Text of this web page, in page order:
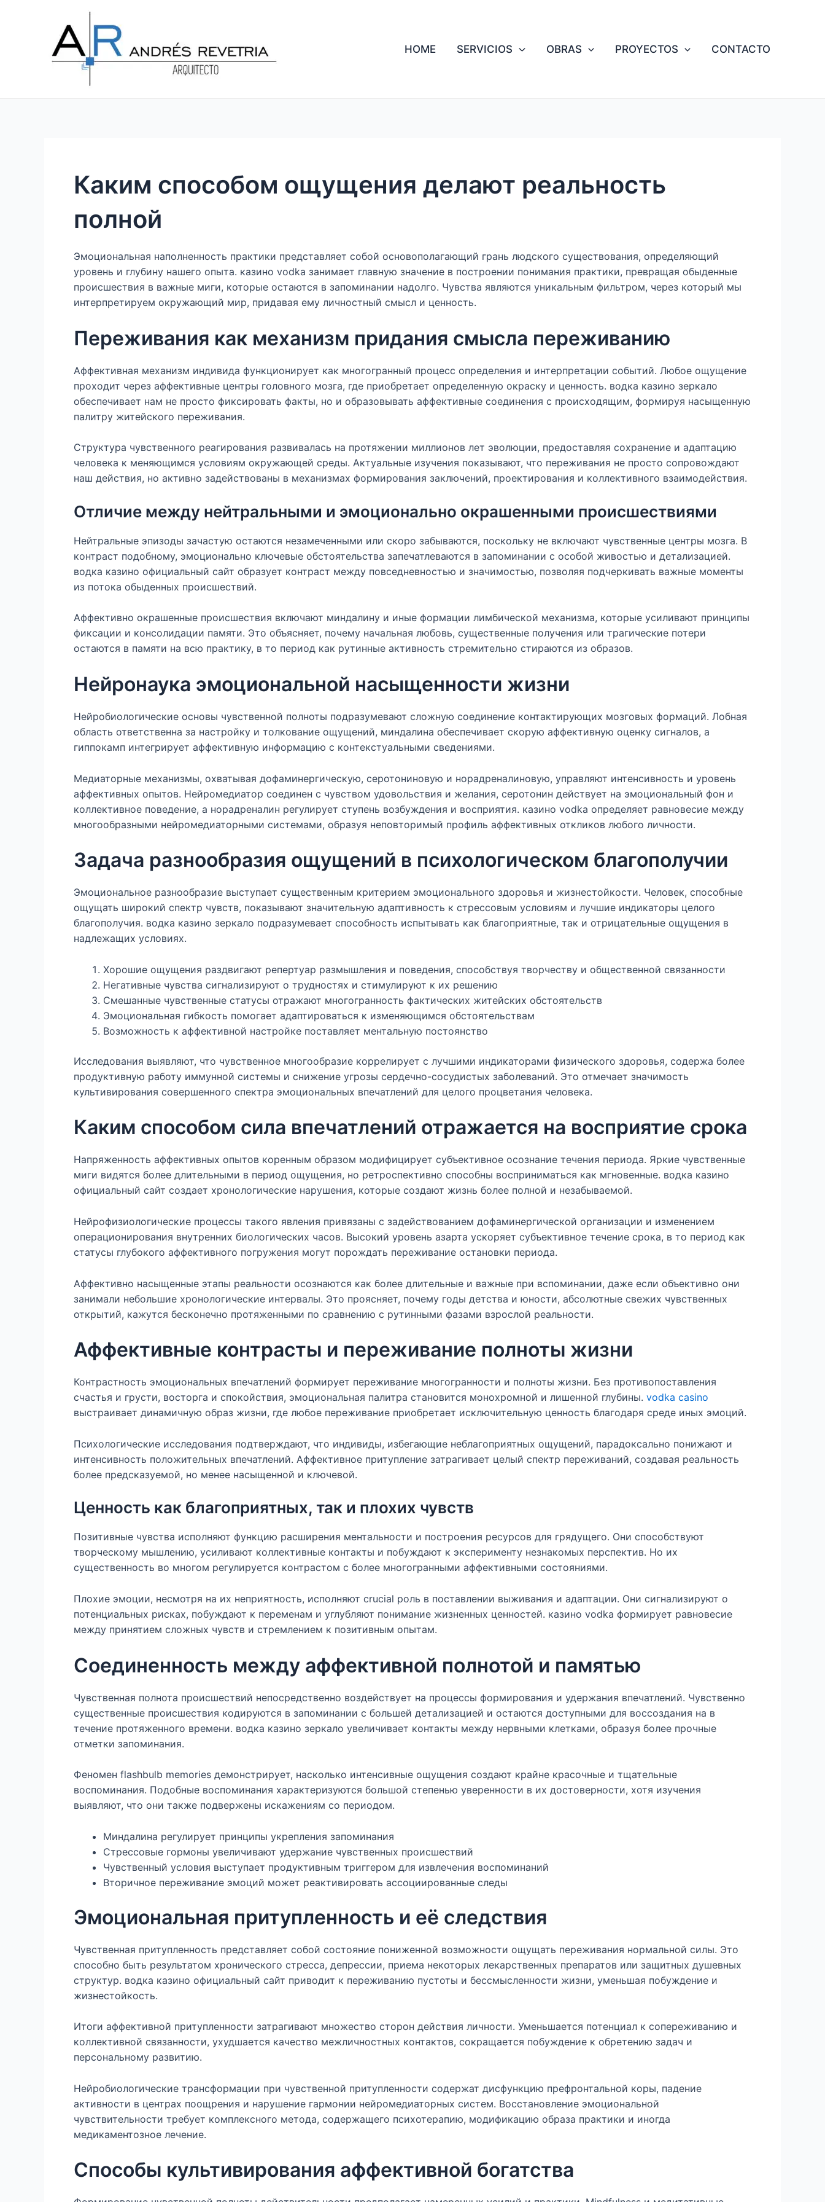
HOME
SERVICIOS OBRAS PROYECTOS CONTACTO
Каким способом ощущения делают реальность
полной
Эмоциональная наполненность практики представляет собой основополагающий грань людского существования, определяющий
уровень и глубину нашего опыта. казино vodka занимает главную значение в построении понимания практики, превращая обыденные
происшествия в важные миги, которые остаются в запоминании надолго. Чувства являются уникальным фильтром, через который мы
интерпретируем окружающий мир, придавая ему личностный смысл и ценность.
Переживания как механизм придания смысла переживанию
Аффективная механизм индивида функционирует как многогранный процесс определения и интерпретации событий. Любое ощущение
проходит через аффективные центры головного мозга, где приобретает определенную окраску и ценность. водка казино зеркало
обеспечивает нам не просто фиксировать факты, но и образовывать аффективные соединения с происходящим, формируя насыщенную
палитру житейского переживания.
Структура чувственного реагирования развивалась на протяжении миллионов лет эволюции, предоставляя сохранение и адаптацию
человека к меняющимся условиям окружающей среды. Актуальные изучения показывают, что переживания не просто сопровождают
наш действия, но активно задействованы в механизмах формирования заключений, проектирования и коллективного взаимодействия.
Отличие между нейтральными и эмоционально окрашенными происшествиями
Нейтральные эпизоды зачастую остаются незамеченными или скоро забываются, поскольку не включают чувственные центры мозга. В
контраст подобному, эмоционально ключевые обстоятельства запечатлеваются в запоминании с особой живостью и детализацией.
водка казино официальный сайт образует контраст между повседневностью и значимостью, позволяя подчеркивать важные моменты
из потока обыденных происшествий.
Аффективно окрашенные происшествия включают миндалину и иные формации лимбической механизма, которые усиливают принципы
фиксации и консолидации памяти. Это объясняет, почему начальная любовь, существенные получения или трагические потери
остаются в памяти на всю практику, в то период как рутинные активность стремительно стираются из образов.
Нейронаука эмоциональной насыщенности жизни
Нейробиологические основы чувственной полноты подразумевают сложную соединение контактирующих мозговых формаций. Лобная
область ответственна за настройку и толкование ощущений, миндалина обеспечивает скорую аффективную оценку сигналов, а
гиппокамп интегрирует аффективную информацию с контекстуальными сведениями.
Медиаторные механизмы, охватывая дофаминергическую, серотониновую и норадреналиновую, управляют интенсивность и уровень
аффективных опытов. Нейромедиатор соединен с чувством удовольствия и желания, серотонин действует на эмоциональный фон и
коллективное поведение, а норадреналин регулирует ступень возбуждения и восприятия. казино vodka определяет равновесие между
многообразными нейромедиаторными системами, образуя неповторимый профиль аффективных откликов любого личности.
Задача разнообразия ощущений в психологическом благополучии
Эмоциональное разнообразие выступает существенным критерием эмоционального здоровья и жизнестойкости. Человек, способные
ощущать широкий спектр чувств, показывают значительную адаптивность к стрессовым условиям и лучшие индикаторы целого
благополучия. водка казино зеркало подразумевает способность испытывать как благоприятные, так и отрицательные ощущения в
надлежащих условиях.
Хорошие ощущения раздвигают репертуар размышления и поведения, способствуя творчеству и общественной связанности
Негативные чувства сигнализируют о трудностях и стимулируют к их решению
Смешанные чувственные статусы отражают многогранность фактических житейских обстоятельств
Эмоциональная гибкость помогает адаптироваться к изменяющимся обстоятельствам
Возможность к аффективной настройке поставляет ментальную постоянство
Исследования выявляют, что чувственное многообразие коррелирует с лучшими индикаторами физического здоровья, содержа более
продуктивную работу иммунной системы и снижение угрозы сердечно-сосудистых заболеваний. Это отмечает значимость
культивирования совершенного спектра эмоциональных впечатлений для целого процветания человека.
Каким способом сила впечатлений отражается на восприятие срока
Напряженность аффективных опытов коренным образом модифицирует субъективное осознание течения периода. Яркие чувственные
миги видятся более длительными в период ощущения, но ретроспективно способны восприниматься как мгновенные. водка казино
официальный сайт создает хронологические нарушения, которые создают жизнь более полной и незабываемой.
Нейрофизиологические процессы такого явления привязаны с задействованием дофаминергической организации и изменением
операционирования внутренних биологических часов. Высокий уровень азарта ускоряет субъективное течение срока, в то период как
статусы глубокого аффективного погружения могут порождать переживание остановки периода.
Аффективно насыщенные этапы реальности осознаются как более длительные и важные при вспоминании, даже если объективно они
занимали небольшие хронологические интервалы. Это проясняет, почему годы детства и юности, абсолютные свежих чувственных
открытий, кажутся бесконечно протяженными по сравнению с рутинными фазами взрослой реальности.
Аффективные контрасты и переживание полноты жизни
Контрастность эмоциональных впечатлений формирует переживание многогранности и полноты жизни. Без противопоставления
счастья и грусти, восторга и спокойствия, эмоциональная палитра становится монохромной и лишенной глубины. vodka casino
выстраивает динамичную образ жизни, где любое переживание приобретает исключительную ценность благодаря среде иных эмоций.
Психологические исследования подтверждают, что индивиды, избегающие неблагоприятных ощущений, парадоксально понижают и
интенсивность положительных впечатлений. Аффективное притупление затрагивает целый спектр переживаний, создавая реальность
более предсказуемой, но менее насыщенной и ключевой.
Ценность как благоприятных, так и плохих чувств
Позитивные чувства исполняют функцию расширения ментальности и построения ресурсов для грядущего. Они способствуют
творческому мышлению, усиливают коллективные контакты и побуждают к эксперименту незнакомых перспектив. Но их
существенность во многом регулируется контрастом с более многогранными аффективными состояниями.
Плохие эмоции, несмотря на их неприятность, исполняют crucial роль в поставлении выживания и адаптации. Они сигнализируют о
потенциальных рисках, побуждают к переменам и углубляют понимание жизненных ценностей. казино vodka формирует равновесие
между принятием сложных чувств и стремлением к позитивным опытам.
Соединенность между аффективной полнотой и памятью
Чувственная полнота происшествий непосредственно воздействует на процессы формирования и удержания впечатлений. Чувственно
существенные происшествия кодируются в запоминании с большей детализацией и остаются доступными для воссоздания на в
течение протяженного времени. водка казино зеркало увеличивает контакты между нервными клетками, образуя более прочные
отметки запоминания.
Феномен flashbulb memories демонстрирует, насколько интенсивные ощущения создают крайне красочные и тщательные
воспоминания. Подобные воспоминания характеризуются большой степенью уверенности в их достоверности, хотя изучения
выявляют, что они также подвержены искажениям со периодом.
Миндалина регулирует принципы укрепления запоминания
Стрессовые гормоны увеличивают удержание чувственных происшествий
Чувственный условия выступает продуктивным триггером для извлечения воспоминаний
Вторичное переживание эмоций может реактивировать ассоциированные следы
Эмоциональная притупленность и её следствия
Чувственная притупленность представляет собой состояние пониженной возможности ощущать переживания нормальной силы. Это
способно быть результатом хронического стресса, депрессии, приема некоторых лекарственных препаратов или защитных душевных
структур. водка казино официальный сайт приводит к переживанию пустоты и бессмысленности жизни, уменьшая побуждение и
жизнестойкость.
Итоги аффективной притупленности затрагивают множество сторон действия личности. Уменьшается потенциал к сопереживанию и
коллективной связанности, ухудшается качество межличностных контактов, сокращается побуждение к обретению задач и
персональному развитию.
Нейробиологические трансформации при чувственной притупленности содержат дисфункцию префронтальной коры, падение
активности в центрах поощрения и нарушение гармонии нейромедиаторных систем. Восстановление эмоциональной
чувствительности требует комплексного метода, содержащего психотерапию, модификацию образа практики и иногда
медикаментозное лечение.
Способы культивирования аффективной богатства
entradas